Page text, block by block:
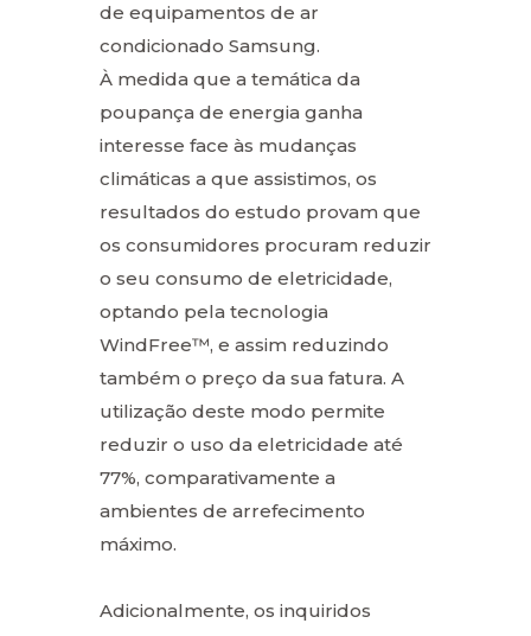
de equipamentos de ar
condicionado Samsung.
À medida que a temática da
poupança de energia ganha
interesse face às mudanças
climáticas a que assistimos, os
resultados do estudo provam que
os consumidores procuram reduzir
o seu consumo de eletricidade,
optando pela tecnologia
WindFree™, e assim reduzindo
também o preço da sua fatura. A
utilização deste modo permite
reduzir o uso da eletricidade até
77%, comparativamente a
ambientes de arrefecimento
máximo.
Adicionalmente, os inquiridos